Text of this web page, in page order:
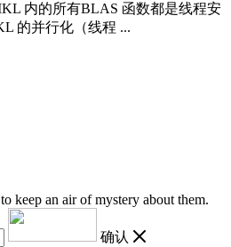
内的所有BLAS 函数都是线程安
的并行化（线程 ...
keep an air of mystery about them.
确认